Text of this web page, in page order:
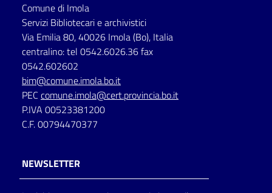
Seguici
su
Comune di Imola
Servizi Bibliotecari e archivistici
Via Emilia 80, 40026 Imola (Bo), Italia
centralino: tel 0542.6026.36 fax
0542.602602
bim@comune.imola.bo.it
PEC comune.imola@cert.provincia.bo.it
P.IVA 00523381200
C.F. 00794470377
NEWSLETTER